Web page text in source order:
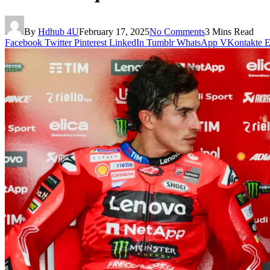
By Hdhub 4UFebruary 17, 2025No Comments3 Mins Read
Facebook Twitter Pinterest LinkedIn Tumblr WhatsApp VKontakte